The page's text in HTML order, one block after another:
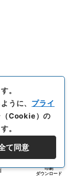
印刷
ダウンロード
。
うに、 プライ
（Cookie）の
。
て同意